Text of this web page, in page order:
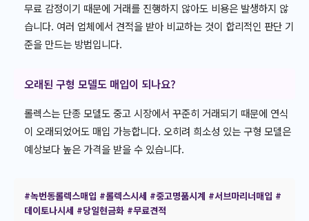
무료 감정이기 때문에 거래를 진행하지 않아도 비용은 발생하지 않
습니다. 여러 업체에서 견적을 받아 비교하는 것이 합리적인 판단 기
준을 만드는 방법입니다.
오래된 구형 모델도 매입이 되나요?
롤렉스는 단종 모델도 중고 시장에서 꾸준히 거래되기 때문에 연식
이 오래되었어도 매입 가능합니다. 오히려 희소성 있는 구형 모델은
예상보다 높은 가격을 받을 수 있습니다.
#녹번동롤렉스매입 #롤렉스시세 #중고명품시계 #서브마리너매입 #
데이토나시세 #당일현금화 #무료견적